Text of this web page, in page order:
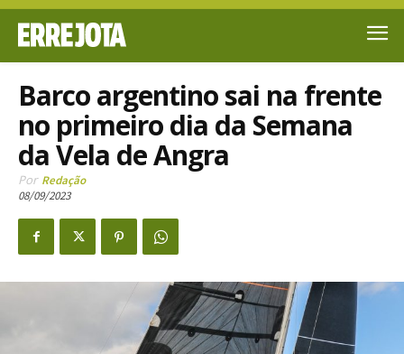
Barco argentino sai na frente
no primeiro dia da Semana
da Vela de Angra
Por Redação
08/09/2023